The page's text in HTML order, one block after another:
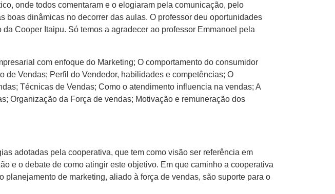
onde todos comentaram e o elogiaram pela comunicação, pelo
dinâmicas no decorrer das aulas. O professor deu oportunidades
Cooper Itaipu. Só temos a agradecer ao professor Emmanoel pela
com enfoque do Marketing; O comportamento do consumidor
Vendas; Perfil do Vendedor, habilidades e competências; O
Técnicas de Vendas; Como o atendimento influencia na vendas; A
Organização da Força de vendas; Motivação e remuneração dos
adotadas pela cooperativa, que tem como visão ser referência em
e o debate de como atingir este objetivo. Em que caminho a cooperativa
de marketing, aliado à força de vendas, são suporte para o